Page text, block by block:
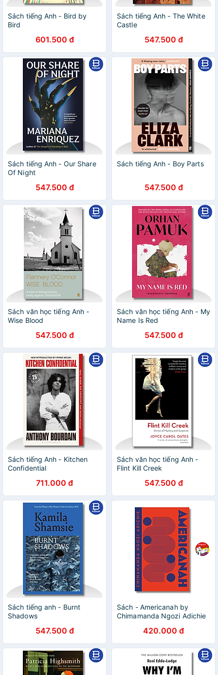
Sách tiếng Anh - Bird by
Bird
601.500 đ
Sách tiếng Anh - The White
Castle
547.500 đ
Sách tiếng Anh - Our Share
Of Night
547.500 đ
Sách tiếng Anh - Boy Parts
547.500 đ
Sách văn học tiếng Anh -
Wise Blood
547.500 đ
Sách văn học tiếng Anh - My
Name Is Red
547.500 đ
Sách tiếng Anh - Kitchen
Confidential
711.000 đ
Sách văn học tiếng Anh -
Flint Kill Creek
547.500 đ
Sách tiếng anh - Burnt
Shadows
547.500 đ
Sách - Americanah by
Chimamanda Ngozi Adichie
Nhập khẩu UK420.000 đ